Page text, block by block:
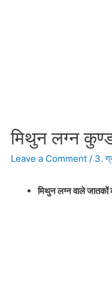
मिथुन लग्न
Leave a Comment / 3.
मिथुन लग्न वाले जातकों